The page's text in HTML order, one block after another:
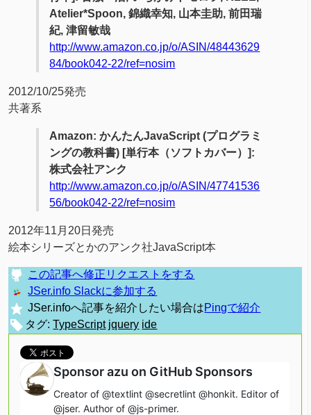
Atelier*Spoon, 錦織幸知, 山本圭助, 前田瑞
紀, 津留敏哉
http://www.amazon.co.jp/o/ASIN/48443629
84/book042-22/ref=nosim
2012/10/25発売
共著系
Amazon: かんたんJavaScript (プログラミ
ングの教科書) [単行本（ソフトカバー）]:
株式会社アンク
http://www.amazon.co.jp/o/ASIN/47741536
56/book042-22/ref=nosim
2012年11月20日発売
絵本シリーズとかのアンク社JavaScript本
この記事へ修正リクエストをする
JSer.info Slackに参加する
JSer.infoへ記事を紹介したい場合はPingで紹介
タグ: TypeScript jquery ide